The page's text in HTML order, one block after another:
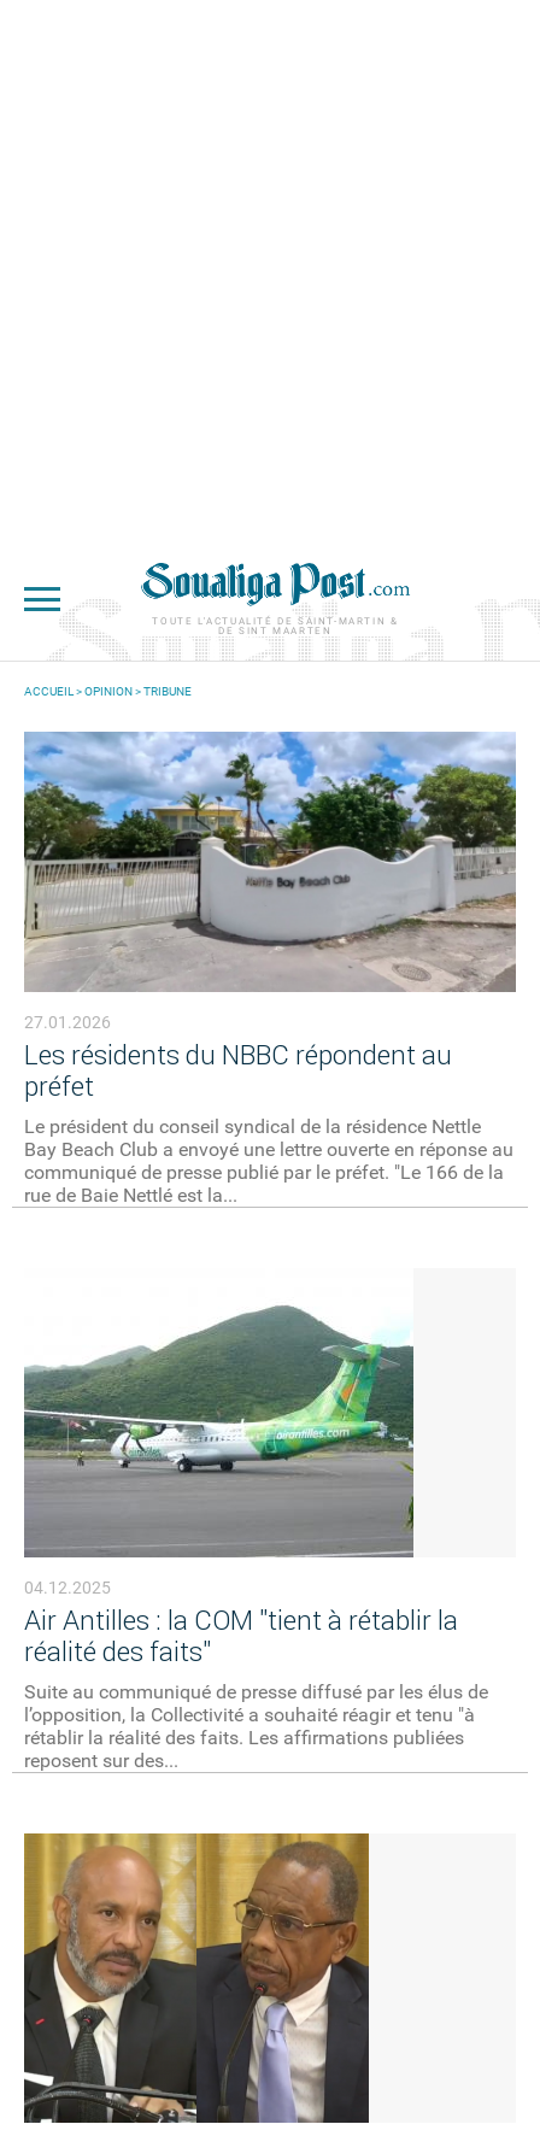
TOUTE L'ACTUALITÉ DE SAINT-MARTIN &
DE SINT MAARTEN
ACCUEIL >OPINION>TRIBUNE
27.01.2026
Les résidents du NBBC répondent au
préfet
Le président du conseil syndical de la résidence Nettle
Bay Beach Club a envoyé une lettre ouverte en réponse au
communiqué de presse publié par le préfet. "Le 166 de la
rue de Baie Nettlé est la...
04.12.2025
Air Antilles : la COM "tient à rétablir la
réalité des faits"
Suite au communiqué de presse diffusé par les élus de
l’opposition, la Collectivité a souhaité réagir et tenu "à
rétablir la réalité des faits. Les affirmations publiées
reposent sur des...